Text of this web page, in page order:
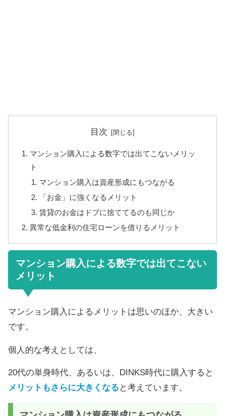
目次
マンション購入による数字では出てこないメリッ
ト
マンション購入は資産形成にもつながる
「お金」に強くなるメリット
賃貸のお金はドブに捨ててるのも同じか
異常な低金利の住宅ローンを借りるメリット
マンション購入による数字では出てこない
メリット
マンション購入によるメリットは思いのほか、大きい
です。
個人的な考えとしては、
20代の単身時代、あるいは、DINKS時代に購入すると
メリットもさらに大きくなる と考えています。